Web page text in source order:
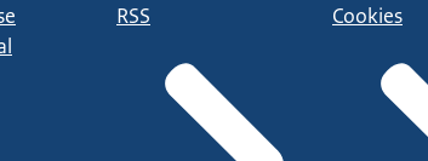
RSS Cookies